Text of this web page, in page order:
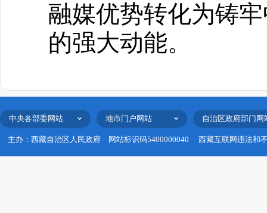
融媒优势转化为铸
的强大动能。
中央各部委网站 地市门户网站 自治区政府部门网
主办：西藏自治区人民政府 网站标识码5400000040 西藏互联网违法和